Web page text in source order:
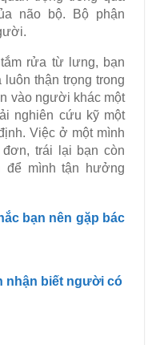
não bộ. Bộ phận
rửa từ lưng, bạn
thận trọng trong
vào người khác một
nghiên cứu kỹ một
Việc ở một mình
trái lại bạn còn
để mình tận hưởng
bạn nên gặp bác
nhận biết người có